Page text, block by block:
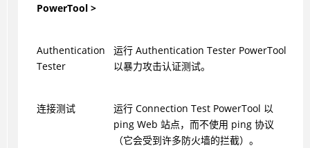
PowerTool >
Authentication
Tester
运行 Authentication Tester PowerTool
以暴力攻击认证测试。
连接测试
运行 Connection Test PowerTool 以
ping Web 站点，而不使用 ping 协议
（它会受到许多防火墙的拦截）。